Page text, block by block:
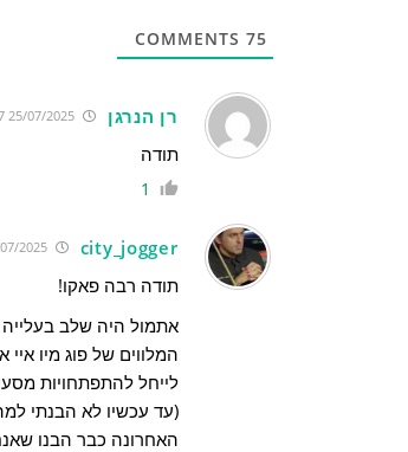
75
רן הנרגן 25/07/2025 7:23:37
תודה
1
city_jogger
25/07/2025 8:02:51
תודה רבה פאקו!
אתמול היה שלב בעלייה
המלווים של פוג מיו
לייחל להתפתחויות
(עד עכשיו לא הבנתי
האחרונה כבר הבנו